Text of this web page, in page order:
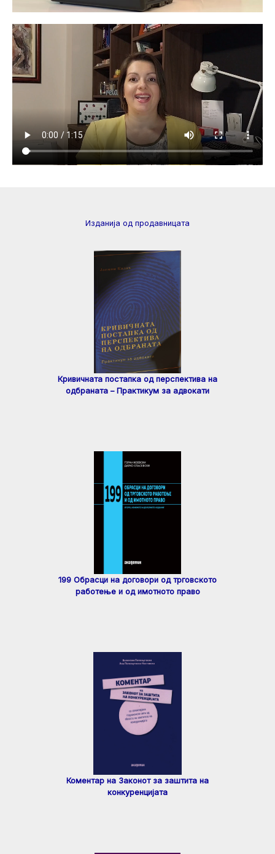
Изданија од продавницата
Кривичната постапка од перспектива на
одбраната – Практикум за адвокати
199 Обрасци на договори од трговското
работење и од имотното право
Коментар на Законот за заштита на
конкуренцијата